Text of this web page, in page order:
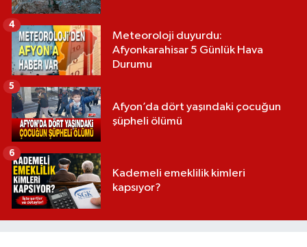
Meteoroloji duyurdu:
Afyonkarahisar 5 Günlük Hava
Durumu
4
Afyon’da dört yaşındaki çocuğun
şüpheli ölümü
5
Kademeli emeklilik kimleri
kapsıyor?
6